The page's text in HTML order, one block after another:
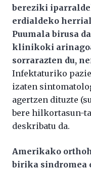
bereziki
erdialdeko
Puumala birusa
klinikoki
sorrarazten du,
Infektaturiko
izaten
agertzen dituzte
bere hilkortasun-
deskribatu da.
Amerikako
birika sindromea